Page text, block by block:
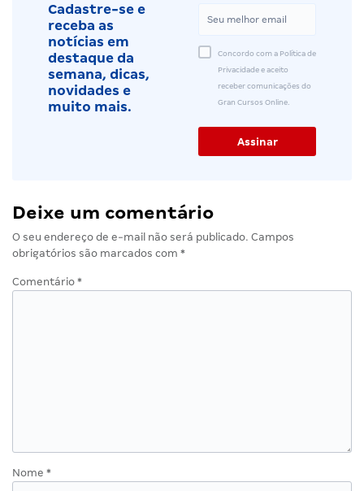
Cadastre-se e
receba as
notícias em
destaque da
semana, dicas,
novidades e
muito mais.
Concordo com a Política de
Privacidade e aceito
receber comunicações do
Gran Cursos Online.
Deixe um comentário
O seu endereço de e-mail não será publicado. Campos
obrigatórios são marcados com *
Comentário *
Nome *